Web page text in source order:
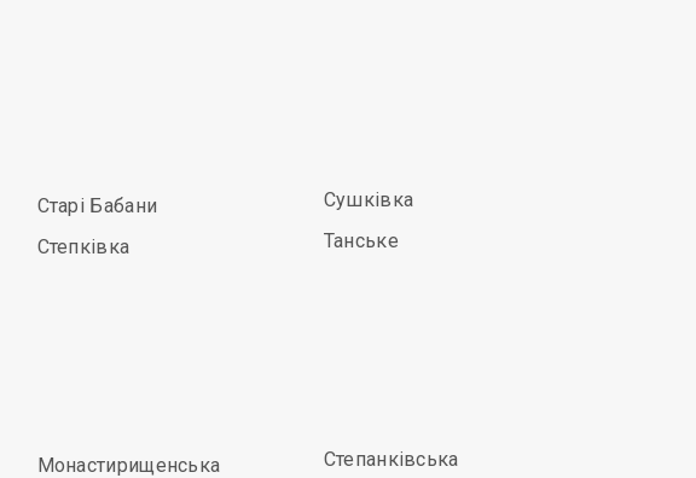
Старі Бабани
Степківка
Сушківка
Танське
Монастирищенська
Степанківська